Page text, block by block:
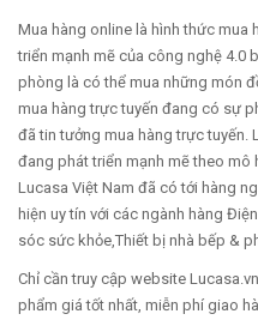
Mua hàng online là hình thức mua
triển mạnh mẽ của công nghệ 4.0
phòng là có thể mua những món
mua hàng trực tuyến đang có sự
đã tin tưởng mua hàng trực tuyến.
đang phát triển mạnh mẽ theo mô
Lucasa Việt Nam đã có tới hàng
hiện uy tín với các ngành hàng
sóc sức khỏe,Thiết bị nhà bếp &
Chỉ cần truy cập website
phẩm giá tốt nhất, miễn phí giao